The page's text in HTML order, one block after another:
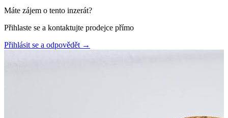
Máte zájem o tento inzerát?
Přihlaste se a kontaktujte prodejce přímo
Přihlásit se a odpovědět →